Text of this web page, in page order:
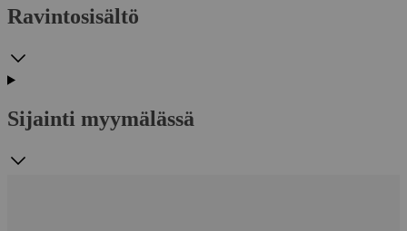
Ravintosisältö
Sijainti myymälässä